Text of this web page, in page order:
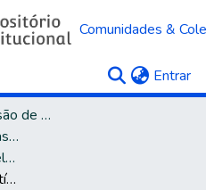
Comunidades &
Entrar
Trabalhos de Conclusão de Curso
Área do Conhecimento das Engenharias
Engenharia Civil - Bacharelado
Estabilização de um solo típico do município de Erechim/RS com cal e resíduo agrícola para utilização no subleito de pavimentos